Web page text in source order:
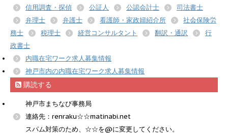
信用調査・探偵
公証人 公認会計士
司法書士
弁理士
弁護士 看護師・家政婦紹介所
社会保険労
務士
税理士 経営コンサルタント 翻訳・通訳
行
政書士
内職在宅ワーク求人募集情報
神戸市内の内職在宅ワーク求人募集情報
購読する
神戸市まちなび事務局
連絡先：renraku☆☆matinabi.net
スパム対策のため、☆☆を@に変更してください。